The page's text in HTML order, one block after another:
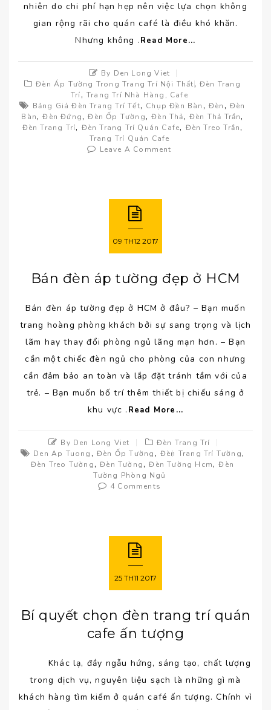
nhiên do chi phí hạn hẹp nên việc lựa chọn không
gian rộng rãi cho quán café là điều khó khăn.
Nhưng không .Read More...
By Den Long Viet
Đèn Áp Tường Trong Trang Trí Nội Thất,Đèn Trang
Trí,Trang Trí Nhà Hàng, Cafe
Bảng Giá Đèn Trang Trí Tết, Chụp Đèn Bàn , Đèn ,Đèn
Bàn,Đèn Đứng,Đèn Ốp Tường,Đèn Thả,Đèn Thả Trần,
Đèn Trang Trí, Đèn Trang Trí Quán Cafe, Đèn Treo Trần,
Trang Trí Quán Cafe
Leave A Comment
09 TH12 2017
Bán đèn áp tường đẹp ở HCM
Bán đèn áp tường đẹp ở HCM ở đâu? – Bạn muốn
trang hoàng phòng khách bởi sự sang trọng và lịch
lãm hay thay đổi phòng ngủ lãng mạn hơn. – Bạn
cần một chiếc đèn ngủ cho phòng của con nhưng
cần đảm bảo an toàn và lắp đặt tránh tầm với của
trẻ. – Bạn muốn bố trí thêm thiết bị chiếu sáng ở
khu vực . Read More...
By Den Long Viet
Đèn Trang Trí
Den Ap Tuong ,Đèn Ốp Tường , Đèn Trang Trí Tường,
Đèn Treo Tường,Đèn Tường,Đèn Tường Hcm,Đèn
Tường Phòng Ngủ
4 Comments
25 TH11 2017
Bí quyết chọn đèn trang trí quán
cafe ấn tượng
Khác lạ, đầy ngẫu hứng, sáng tạo, chất lượng
trong dịch vụ, nguyên liệu sạch là những gì mà
khách hàng tìm kiếm ở quán café ấn tượng. Chính vì